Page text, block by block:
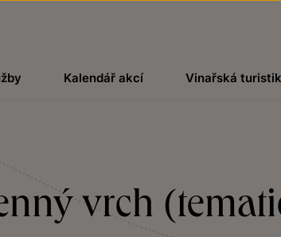
Kalendář akcí Vinařská
vrch